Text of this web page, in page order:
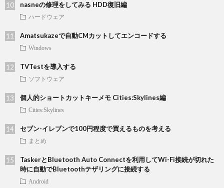
nasneの修理をしてみる HDD復旧編
ハードウェア
Amatsukazeで自動CMカットしてエンコードする
Windows
TVTestを導入する
ソフトウェア
個人的ショートカットキーメモ Cities:Skylines編
Cities:Skylines
セブン-イレブンで100円程度で買えるものを考える
まとめ
TaskerとBluetooth Auto Connectを利用してWi-Fi接続が切れた
時に自動でBluetoothテザリングに接続する
Android